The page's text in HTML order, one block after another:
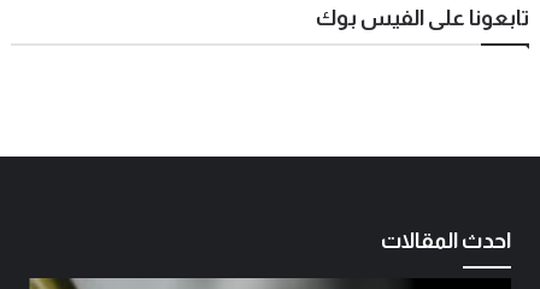
تابعونا على الفيس بوك
احدث المقالات